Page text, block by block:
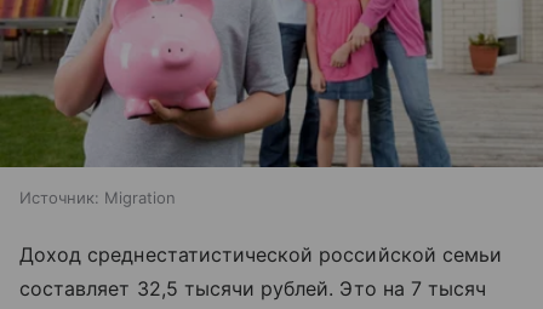
Источник: Migration
Доход среднестатистической российской семьи
составляет 32,5 тысячи рублей. Это на 7 тысяч